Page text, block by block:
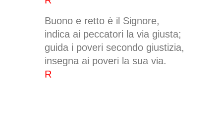
Buono e retto è il Signore,
indica ai peccatori la via giusta;
guida i poveri secondo giustizia,
insegna ai poveri la sua via.
R